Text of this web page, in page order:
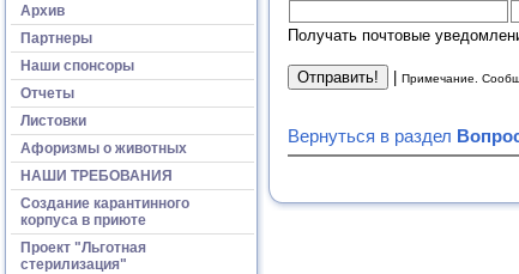
Архив
Партнеры
Наши спонсоры
Отчеты
Листовки
Афоризмы о животных
НАШИ ТРЕБОВАНИЯ
Создание карантинного
корпуса в приюте
Проект "Льготная
стерилизация"
Получать почтовые
Примечание.
Вернуться в раздел